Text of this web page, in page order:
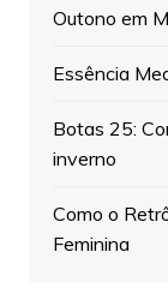
Outono em
Essência
Botas 25:
inverno
Como o
Feminina